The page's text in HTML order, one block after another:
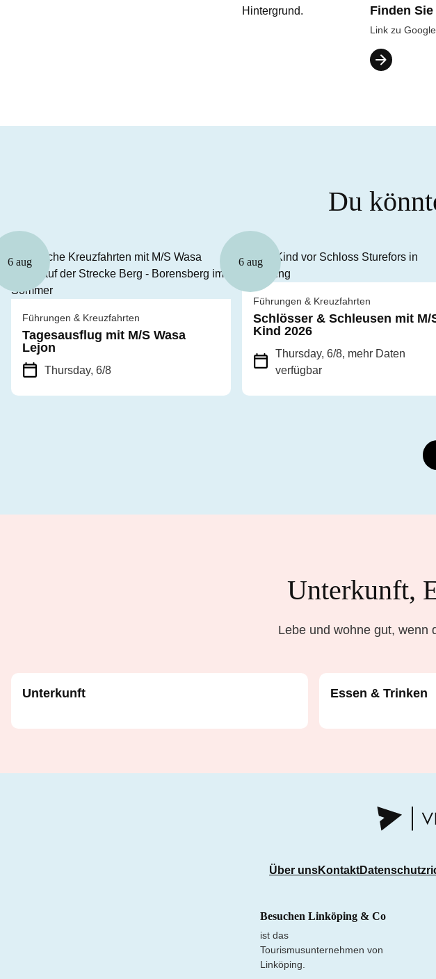
Finden
Link zu
Du
6 aug
Führungen & Kreuzfahrten
Tagesausflug mit M/S Wasa
Lejon
Thursday, 6/8
6 aug
Führungen & Kreuzfahrten
Schlösser & Schleusen mit M/
Kind 2026
Thursday, 6/8, mehr Daten
verfügbar
Unterkunft,
Lebe und wohne gut, wenn
Unterkunft
Essen & Trinken
Über unsKontakt
Besuchen Linköping & Co
ist das
Tourismusunternehmen von
Linköping.